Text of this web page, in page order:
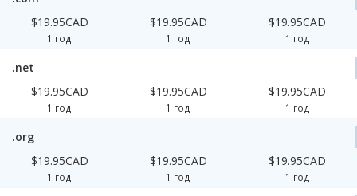
$19.95CAD
1 год
$19.95CAD
1 год
$19.95CAD
1 год
.net
$19.95CAD
1 год
$19.95CAD
1 год
$19.95CAD
1 год
.org
$19.95CAD
1 год
$19.95CAD
1 год
$19.95CAD
1 год